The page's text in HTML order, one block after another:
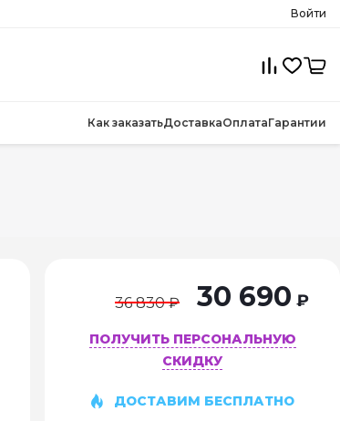
Войти
Как заказатьДоставкаОплатаГарантии
36 830 ₽ 30 690 ₽
ПОЛУЧИТЬ ПЕРСОНАЛЬНУЮ
СКИДКУ
ДОСТАВИМ БЕСПЛАТНО